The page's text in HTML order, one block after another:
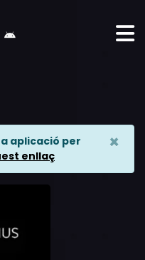
aplicació per
enllaç
×